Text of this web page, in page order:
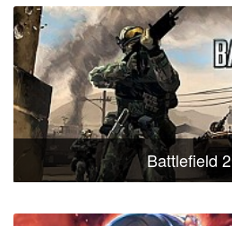
Battlefield 2